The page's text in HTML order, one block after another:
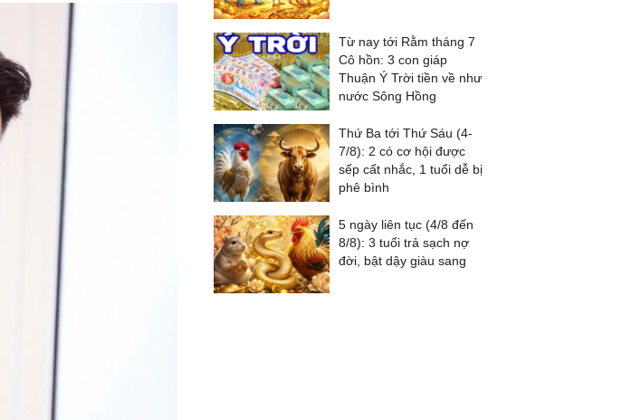
Từ nay tới Rằm tháng 7
Cô hồn: 3 con giáp
Thuận Ý Trời tiền về như
nước Sông Hồng
Thứ Ba tới Thứ Sáu (4-
7/8): 2 có cơ hội được
sếp cất nhắc, 1 tuổi dễ bị
phê bình
5 ngày liên tục (4/8 đến
8/8): 3 tuổi trả sạch nợ
đời, bật dậy giàu sang